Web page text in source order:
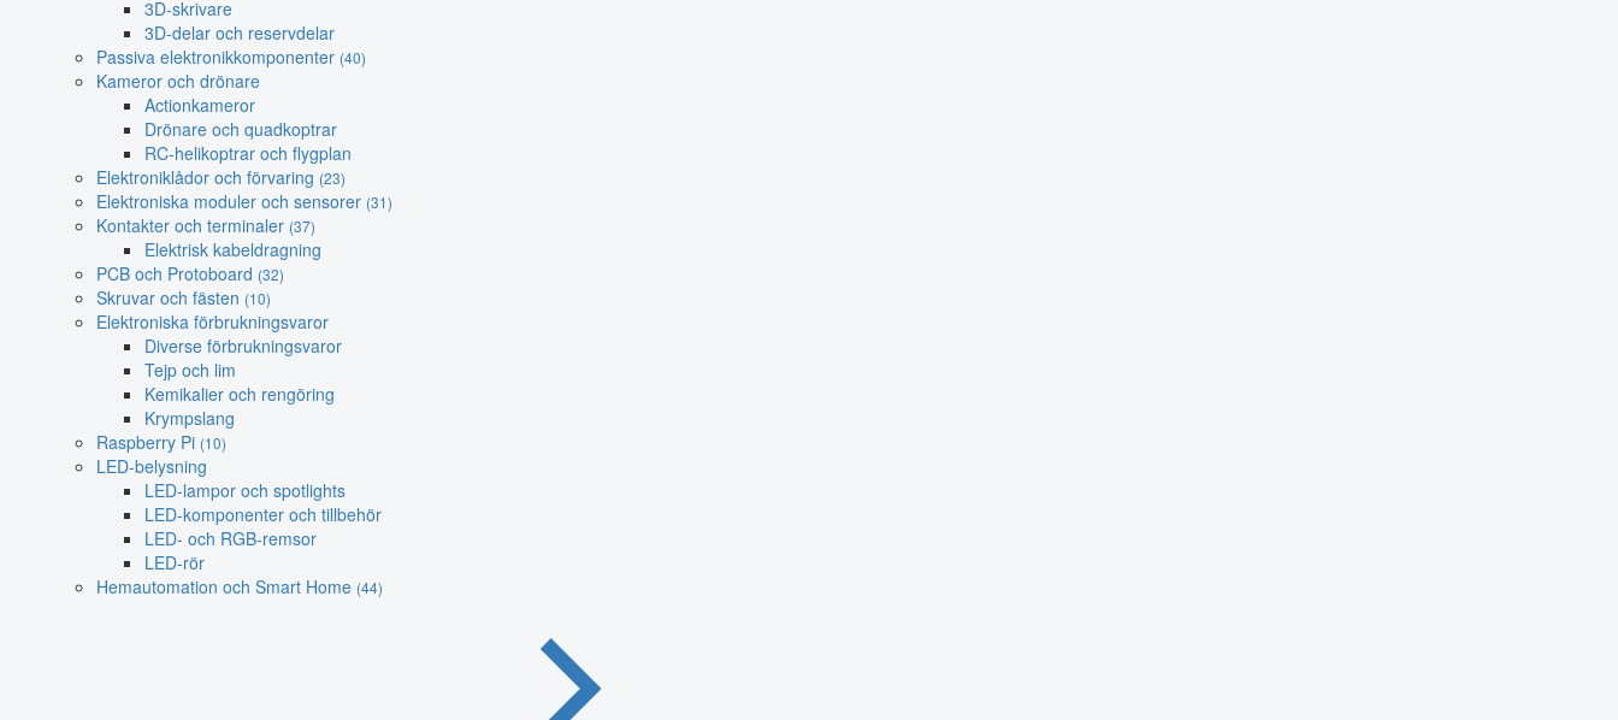
3D-skrivare
3D-delar och reservdelar
Passiva elektronikkomponenter (40)
Kameror och drönare
Actionkameror
Drönare och quadkoptrar
RC-helikoptrar och flygplan
Elektroniklådor och förvaring (23)
Elektroniska moduler och sensorer (31)
Kontakter och terminaler (37)
Elektrisk kabeldragning
PCB och Protoboard (32)
Skruvar och fästen (10)
Elektroniska förbrukningsvaror
Diverse förbrukningsvaror
Tejp och lim
Kemikalier och rengöring
Krympslang
Raspberry Pi (10)
LED-belysning
LED-lampor och spotlights
LED-komponenter och tillbehör
LED- och RGB-remsor
LED-rör
Hemautomation och Smart Home (44)